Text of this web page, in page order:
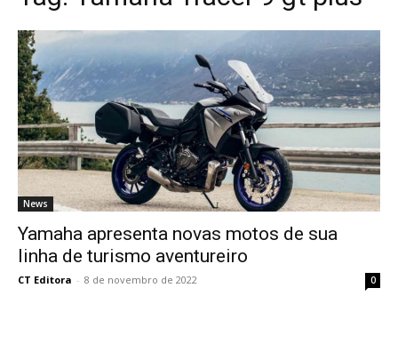
News
Yamaha apresenta novas motos de sua
linha de turismo aventureiro
CT Editora - 8 de novembro de 2022 0